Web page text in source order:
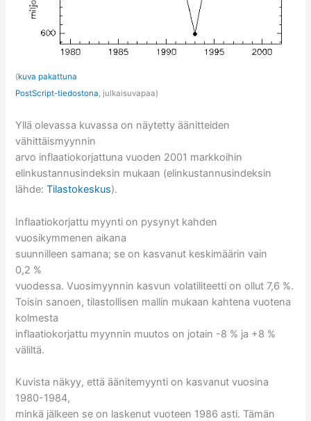
(kuva pakattuna
PostScript-tiedostona, julkaisuvapaa)
Yllä olevassa kuvassa on näytetty äänitteiden
vähittäismyynnin
arvo inflaatiokorjattuna vuoden 2001 markkoihin
elinkustannusindeksin mukaan (elinkustannusindeksin
lähde:Tilastokeskus).
Inflaatiokorjattu myynti on pysynyt kahden
vuosikymmenen aikana
suunnilleen samana; se on kasvanut keskimäärin vain
0,2 %
vuodessa. Vuosimyynnin kasvun volatiliteetti on ollut 7,6 %.
Toisin sanoen, tilastollisen mallin mukaan kahtena vuotena
kolmesta
inflaatiokorjattu myynnin muutos on jotain -8 % ja +8 %
väliltä.
Kuvista näkyy, että äänitemyynti on kasvanut vuosina
1980-1984,
minkä jälkeen se on laskenut vuoteen 1986 asti. Tämän